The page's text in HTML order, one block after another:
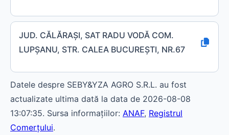
JUD. CĂLĂRAŞI, SAT RADU VODĂ COM.
LUPŞANU, STR. CALEA BUCUREŞTI, NR.67
Datele despre SEBY&YZA AGRO S.R.L. au fost
actualizate ultima dată la data de 2026-08-08
13:07:35. Sursa informațiilor: ANAF, Registrul
Comerțului.